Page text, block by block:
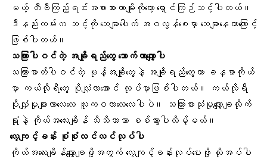
မယ့် တီဗီကြည့်ရင်းအစာစားတာမျိုးကိုတော့ ရှောင်ကြဉ်သင့်ပါတယ်။
ဒီနည်းလမ်းက သင့်ကို သေချာပေါက် အဝလွန်စေမှာ သေချာနေတာကြောင့်
ဖြစ်ပါတယ်။
သကြားပါဝင်တဲ့ အချိုရည်တွေ သောက်တာလျှော့ပါ
သကြားဓာတ်ပါဝင်တဲ့ မုန့်အချိုတွေနဲ့ အချိုရည်တွေဟာ ခန္ဓာကိုယ်
မှာ ကယ်လိုရီတွေ ပိုလျှံလာအောင် လုပ်မှာဖြစ်ပါတယ်။ ကယ်လိုရီ
ပိုလျှံမှုများလာလေလေ လူကဝလာလေလေပါပဲ။ သကြားစားသုံးမှုလျှော့ချလိုက်
ရုံနဲ့ ကိုယ်အလေးချိန် သိသိသာသာ စစ်သွားပါလိမ့်မယ်။
လေ့ကျင့်ခန်း စုံစုံလင်လင်လုပ်ပါ
ကိုယ်အလေးချိန်လျှော့ချဖို့အတွက် လေ့ကျင့်ခန်းလုပ်ပေးဖို့ လိုအပ်ပါ